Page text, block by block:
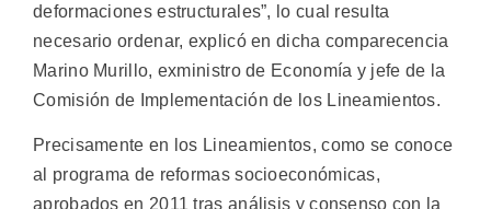
deformaciones estructurales”, lo cual resulta
necesario ordenar, explicó en dicha comparecencia
Marino Murillo, exministro de Economía y jefe de la
Comisión de Implementación de los Lineamientos.
Precisamente en los Lineamientos, como se conoce
al programa de reformas socioeconómicas,
aprobados en 2011 tras análisis y consenso con la